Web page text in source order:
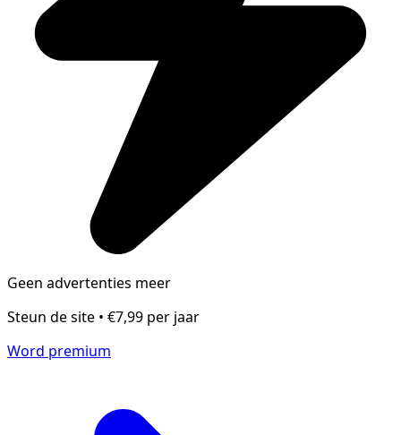
Geen advertenties meer
Steun de site • €7,99 per jaar
Word premium